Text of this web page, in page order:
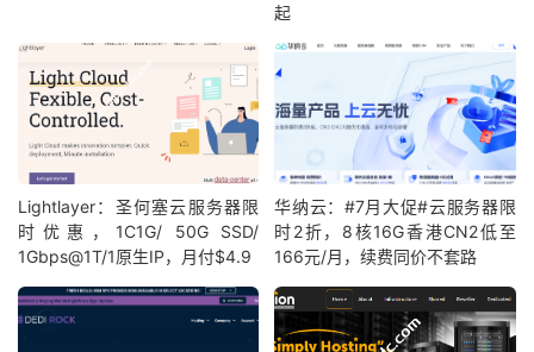
起
Lightlayer：圣何塞云服务器限
时优惠，1C1G/ 50G SSD/
1Gbps@1T/1原生IP，月付$4.9
华纳云：#7月大促#云服务器限
时2折，8核16G香港CN2低至
166元/月，续费同价不套路